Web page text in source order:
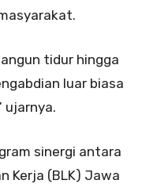
tidur hingga
luar biasa
ujarnya.
sinergi antara
Kerja (BLK) Jawa